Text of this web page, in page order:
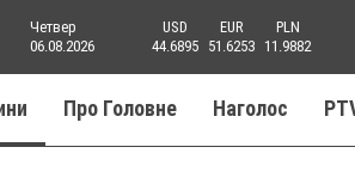
Четвер
06.08.2026
USD
44.6895
EUR
51.6253
PLN
11.9882
Про Головне Наголос